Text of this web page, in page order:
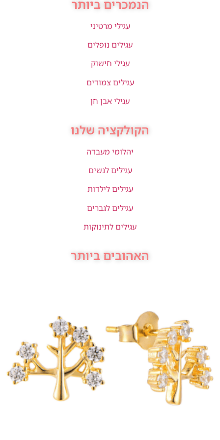
הנמכרים ביותר
עגילי מרטיני
עגילים נופלים
עגילי חישוק
עגילים צמודים
עגילי אבן חן
הקולקציה שלנו
יהלומי מעבדה
עגילים לנשים
עגילים לילדות
עגילים לגברים
עגילים לתינוקות
האהובים ביותר